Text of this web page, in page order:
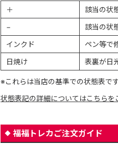
＋
該当の状
−
該当の状
インクド
ペン等で
日焼け
表裏が日
※これらは当店の基準での状態表で
状態表記の詳細についてはこちらを
福福トレカご注文ガイド